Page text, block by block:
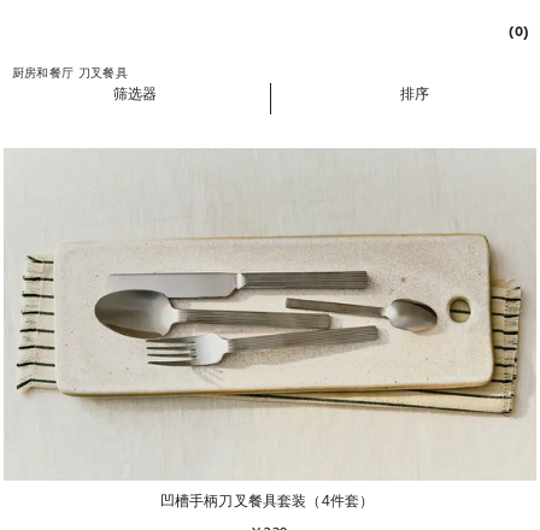
(0)
厨房和餐厅 刀叉餐具
筛选器 排序
凹槽手柄刀叉餐具套装（4件套）